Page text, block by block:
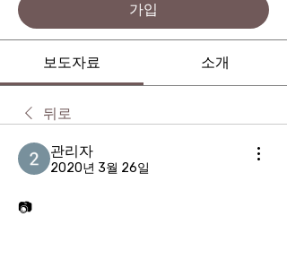
가입
보도자료 소개
뒤로
관리자
2020년 3월 26일
📷